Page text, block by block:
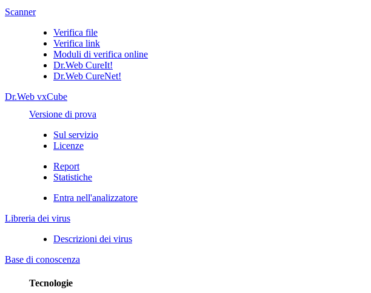
Scanner
Verifica file
Verifica link
Moduli di verifica online
Dr.Web CureIt!
Dr.Web CureNet!
Dr.Web vxCube
Versione di prova
Sul servizio
Licenze
Report
Statistiche
Entra nell'analizzatore
Libreria dei virus
Descrizioni dei virus
Base di conoscenza
Tecnologie